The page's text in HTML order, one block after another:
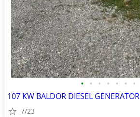
• • • • • • •
107 KW BALDOR DIESEL GENERATOR
7/23